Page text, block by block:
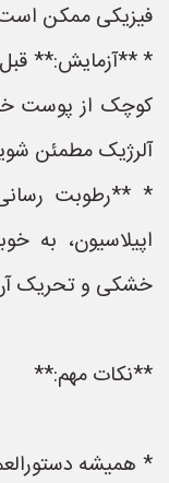
فیزیکی ممکن است
* **آزمایش:**
کوچک از پوست
آلرژیک مطمئن
* **رطوبت
اپیلاسیون، به
خشکی و تحریک آن
**نکات مهم:**
* همیشه